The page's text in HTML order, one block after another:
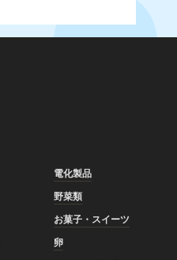
電化製品
野菜類
お菓子・スイーツ
卵